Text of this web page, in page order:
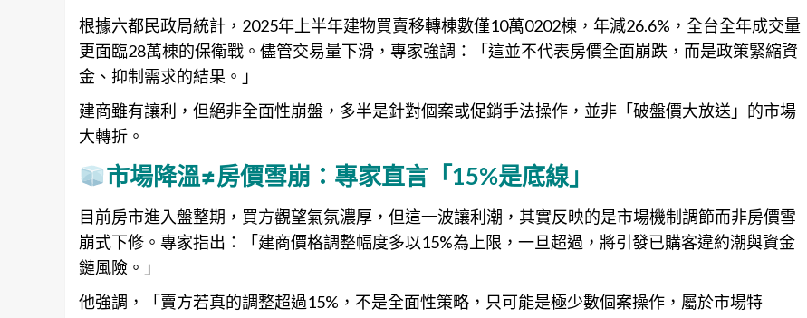
根據六都民政局統計，2025年上半年建物買賣移轉棟數僅10萬0202棟，年減26.6%，全台全年成交量
更面臨28萬棟的保衛戰。儘管交易量下滑，專家強調：「這並不代表房價全面崩跌，而是政策緊縮資
金、抑制需求的結果。」
建商雖有讓利，但絕非全面性崩盤，多半是針對個案或促銷手法操作，並非「破盤價大放送」的市場
大轉折。
市場降溫≠房價雪崩：專家直言「15%是底線」
目前房市進入盤整期，買方觀望氣氛濃厚，但這一波讓利潮，其實反映的是市場機制調節而非房價雪
崩式下修。專家指出：「建商價格調整幅度多以15%為上限，一旦超過，將引發已購客違約潮與資金
鏈風險。」
他強調，「賣方若真的調整超過15%，不是全面性策略，只可能是極少數個案操作，屬於市場特